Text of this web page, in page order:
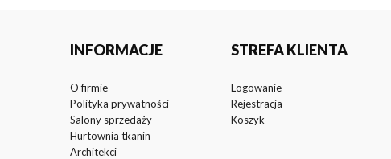
INFORMACJE
O firmie
Polityka prywatności
Salony sprzedaży
Hurtownia tkanin
Architekci
STREFA KLIENTA
Logowanie
Rejestracja
Koszyk